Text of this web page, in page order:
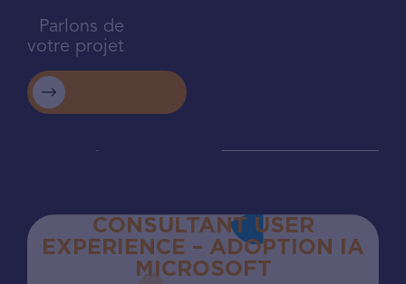
Parlons de
votre projet
CONSULTANT USER
EXPERIENCE – ADOPTION IA
MICROSOFT